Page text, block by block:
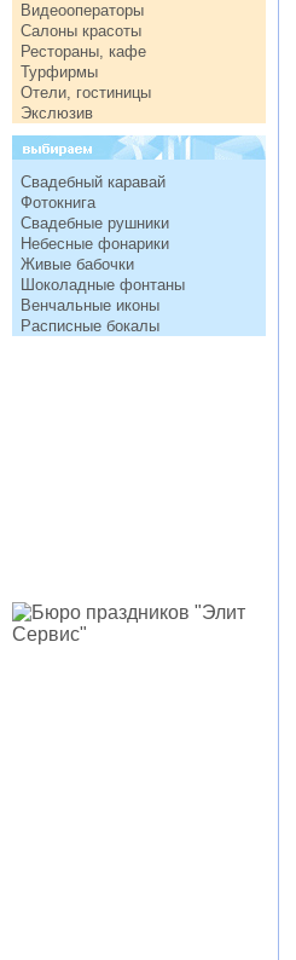
Видеооператоры
Салоны красоты
Рестораны, кафе
Турфирмы
Отели, гостиницы
Экслюзив
Свадебный каравай
Фотокнига
Свадебные рушники
Небесные фонарики
Живые бабочки
Шоколадные фонтаны
Венчальные иконы
Расписные бокалы